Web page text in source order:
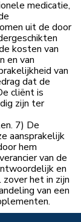
medicatie,
uit de door
kosten van
en van
van
dat de
cliënt is
zijn ter
7) De
aansprakelijk
hem
van de
en
zover het in zijn
van een